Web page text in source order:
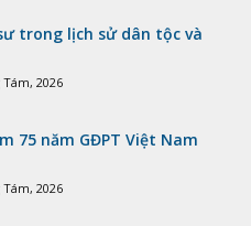
trong lịch sử dân tộc và
2026
75 năm GĐPT Việt Nam
2026